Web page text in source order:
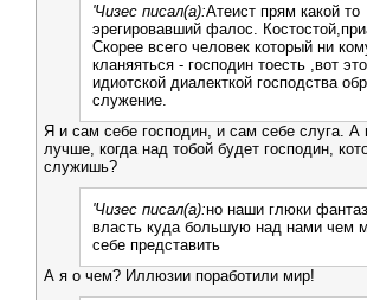
'Чизес писал(а):Атеист прям какой то
эрегировавший фалос.
Скорее всего человек который ни
кланяяться - господин тоесть ,вот
идиотской диалекткой господства
служение.
Я и сам себе господин, и сам себе слуга. А
лучше, когда над тобой будет господин,
служишь?
'Чизес писал(а):но наши глюки
власть куда большую над нами чем
себе представить
А я о чем? Иллюзии поработили мир!